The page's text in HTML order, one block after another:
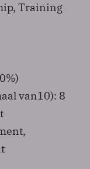
Training
van10): 8